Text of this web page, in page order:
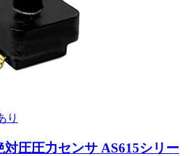
対圧圧力センサ AS615シリー